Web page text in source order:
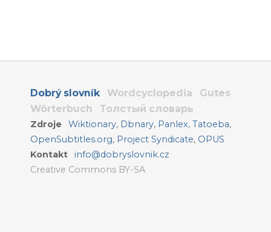
Dobrý slovník Wordcyclopedia
Gutes
Wörterbuch
Толстый словарь
Zdroje Wiktionary, Dbnary, Panlex,Tatoeba,
OpenSubtitles.org, Project Syndicate, OPUS
Kontakt
info@dobryslovnik.cz
Creative Commons BY-SA